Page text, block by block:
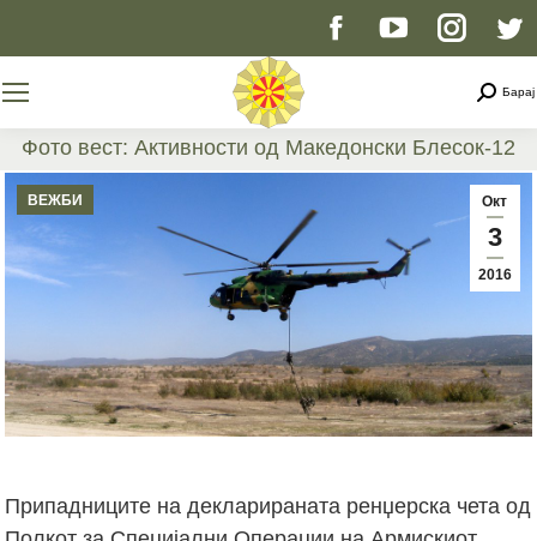
Facebook
opens
new
YouTube
opens
new
page
opens
in
new
Барај
Фото вест: Активности од Македонски Блесок-12
You are here:
Окт
3
2016
ВЕЖБИ
Припадниците на декларираната ренџерска чета од